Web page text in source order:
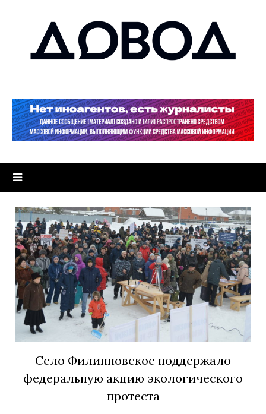
Село Филипповское поддержало
федеральную акцию экологического
протеста